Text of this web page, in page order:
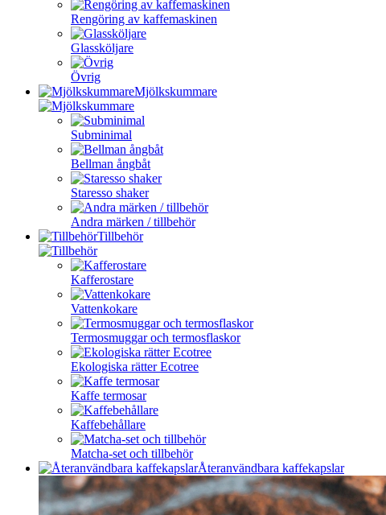
Rengöring av kaffemaskinen
Glassköljare
Övrig
Mjölkskummare
Subminimal
Bellman ångbåt
Staresso shaker
Andra märken / tillbehör
Tillbehör
Kafferostare
Vattenkokare
Termosmuggar och termosflaskor
Ekologiska rätter Ecotree
Kaffe termosar
Kaffebehållare
Matcha-set och tillbehör
Återanvändbara kaffekapslar